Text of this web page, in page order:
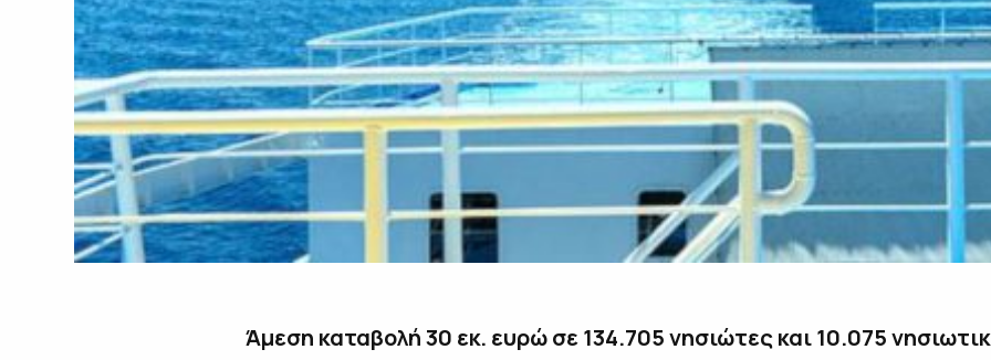
Άμεση καταβολή 30 εκ. ευρώ σε 134.705 νησιώτες και 10.075